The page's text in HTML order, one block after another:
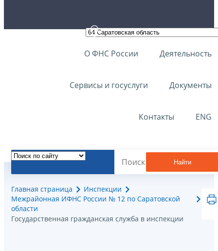
О ФНС России Деятельность
Сервисы и госуслуги Документы
Контакты ENG
Найти
Главная страница
Инспекции
Межрайонная ИФНС России № 12 по Саратовской
области
Государственная гражданская служба в инспекции